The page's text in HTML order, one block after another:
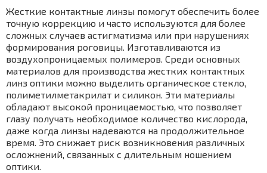
Жесткие контактные линзы помогут обеспечить более
точную коррекцию и часто используются для более
сложных случаев астигматизма или при нарушениях
формирования роговицы. Изготавливаются из
воздухопроницаемых полимеров. Среди основных
материалов для производства жестких контактных
линз оптики можно выделить органическое стекло,
полиметилметакрилат и силикон. Эти материалы
обладают высокой проницаемостью, что позволяет
глазу получать необходимое количество кислорода,
даже когда линзы надеваются на продолжительное
время. Это снижает риск возникновения различных
осложнений, связанных с длительным ношением
оптики.